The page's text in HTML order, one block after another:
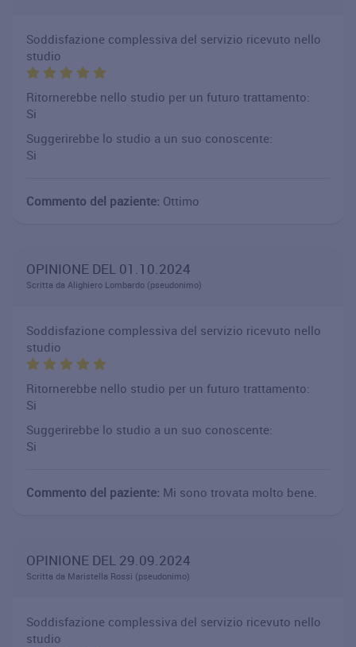
Soddisfazione complessiva del servizio ricevuto nello
studio
Ritornerebbe nello studio per un futuro trattamento:
Si
Suggerirebbe lo studio a un suo conoscente:
Si
Commento del paziente: Ottimo
OPINIONE DEL 01.10.2024
Scritta da Alighiero Lombardo (pseudonimo)
Soddisfazione complessiva del servizio ricevuto nello
studio
Ritornerebbe nello studio per un futuro trattamento:
Si
Suggerirebbe lo studio a un suo conoscente:
Si
Commento del paziente: Mi sono trovata molto bene.
OPINIONE DEL 29.09.2024
Scritta da Maristella Rossi (pseudonimo)
Soddisfazione complessiva del servizio ricevuto nello
studio